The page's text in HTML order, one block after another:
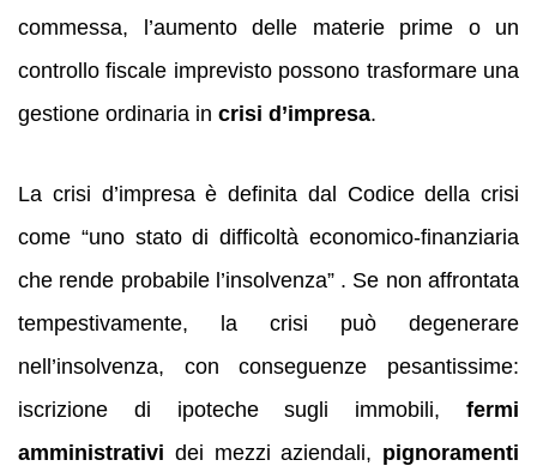
commessa, l’aumento delle materie prime o un
controllo fiscale imprevisto possono trasformare una
gestione ordinaria in crisi d’impresa.
La crisi d’impresa è definita dal Codice della crisi
come “uno stato di difficoltà economico‑finanziaria
che rende probabile l’insolvenza” . Se non affrontata
tempestivamente, la crisi può degenerare
nell’insolvenza, con conseguenze pesantissime:
iscrizione di ipoteche sugli immobili, fermi
amministrativi dei mezzi aziendali, pignoramenti